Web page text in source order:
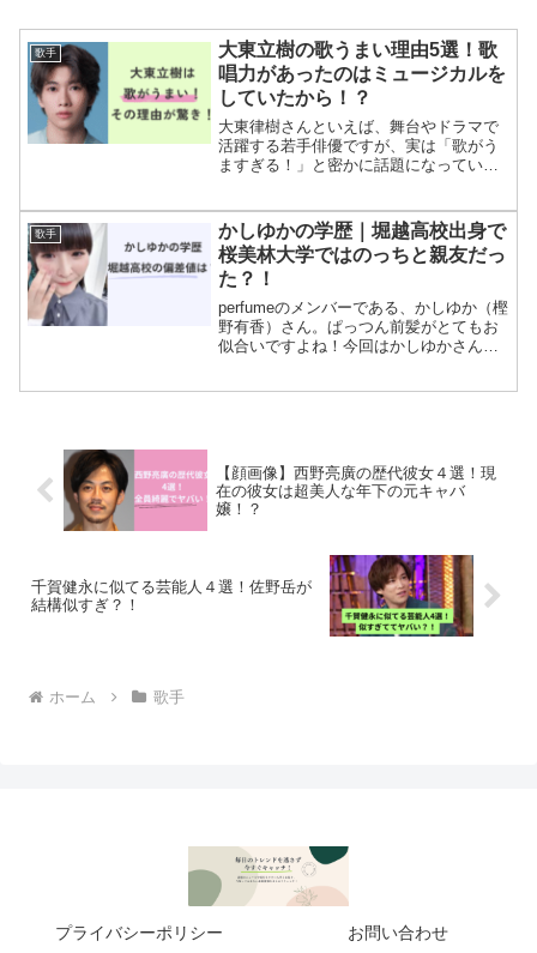
歌手
大東立樹の歌うまい理由5選！歌
唱力があったのはミュージカルを
していたから！？
大東律樹さんといえば、舞台やドラマで
活躍する若手俳優ですが、実は「歌がう
ますぎる！」と密かに話題になっている
か...！今回は、大東立樹さんの歌がうま
い理由を５つに絞って紹...
歌手
かしゆかの学歴｜堀越高校出身で
桜美林大学ではのっちと親友だっ
た？！
perfumeのメンバーである、かしゆか（樫
野有香）さん。ぱっつん前髪がとてもお
似合いですよね！今回はかしゆかさんの
【顔画像】西野亮廣の歴代彼女４選！現
在の彼女は超美人な年下の元キャバ
嬢！？
千賀健永に似てる芸能人４選！佐野岳が
結構似すぎ？！
ホーム 歌手
プライバシーポリシー お問い合わせ